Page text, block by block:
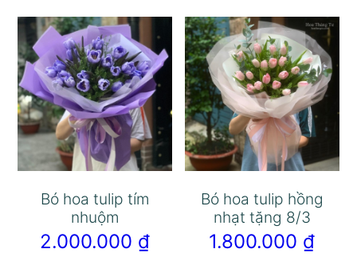
Bó hoa tulip tím
nhuộm
2.000.000 ₫
Bó hoa tulip hồng
nhạt tặng 8/3
1.800.000 ₫